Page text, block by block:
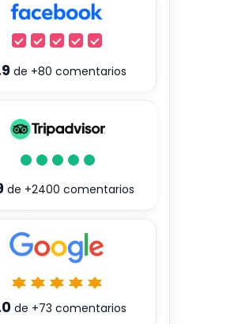
de +80 comentarios
de +2400 comentarios
de +73 comentarios